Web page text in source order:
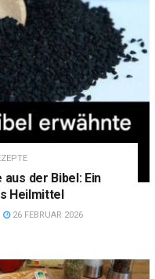
aus der Bibel: Ein
Heilmittel
26 FEBRUAR 2026